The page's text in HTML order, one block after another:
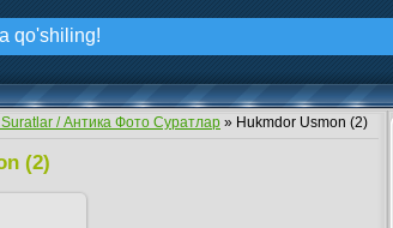
qo'shiling!
/ Антика Фото Суратлар » Hukmdor Usmon (2)
(2)